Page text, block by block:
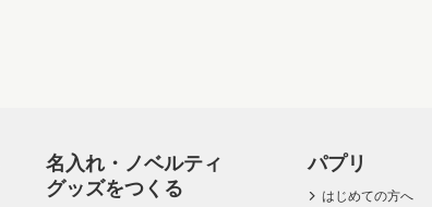
名入れ・ノベルティ
グッズをつくる
パプリ
はじめての方へ